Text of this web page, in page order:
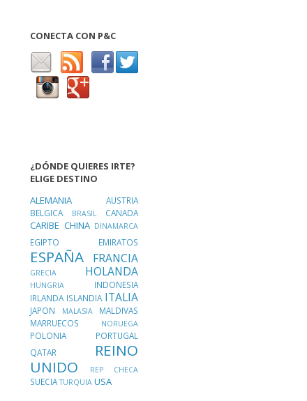
CONECTA CON P&C
¿DÓNDE QUIERES IRTE?
ELIGE DESTINO
ALEMANIA AUSTRIA
BELGICA
BRASIL CANADA
CARIBE CHINA DINAMARCA
EGIPTO EMIRATOS
ESPAÑA FRANCIA
GRECIA HOLANDA
HUNGRIA INDONESIA
IRLANDA ISLANDIA ITALIA
JAPON MALASIA MALDIVAS
MARRUECOS
NORUEGA
POLONIA PORTUGAL
QATAR
REINO
UNIDO
REP CHECA
SUECIATURQUIA USA